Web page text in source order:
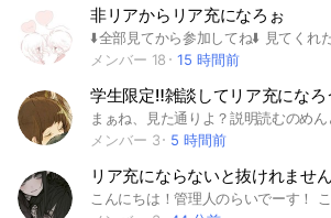
非リアからリア充になろぉ
メンバー 18
15 時間前
学生限定‼️雑談してリア充になろ
メンバー 3
5 時間前
リア充にならないと抜けれませ